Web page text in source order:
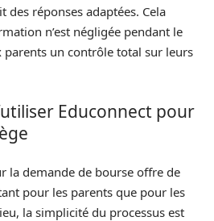
des réponses adaptées. Cela
n’est négligée pendant le
parents un contrôle total sur leurs
Educonnect pour
la demande de bourse offre de
pour les parents que pour les
la simplicité du processus est